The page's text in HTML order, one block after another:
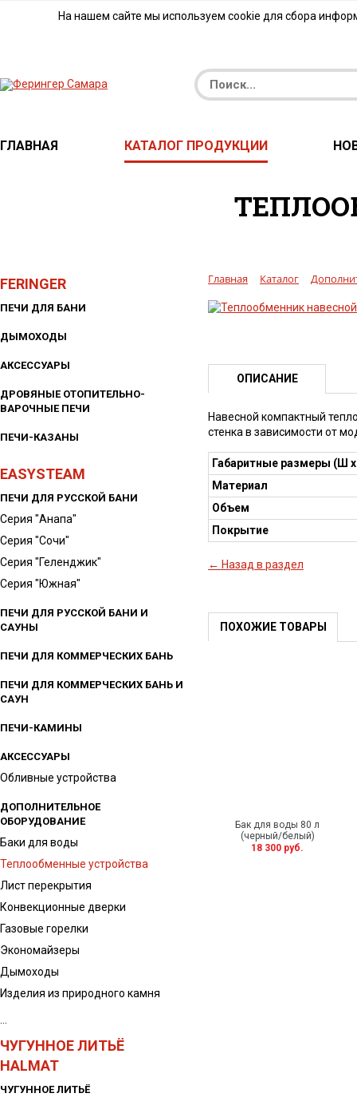
На нашем сайте мы используем cookie для сбора
ГЛАВНАЯ КАТАЛОГ ПРОДУКЦИИ
FERINGER
ПЕЧИ ДЛЯ БАНИ
ДЫМОХОДЫ
АКСЕССУАРЫ
ДРОВЯНЫЕ ОТОПИТЕЛЬНО-
ВАРОЧНЫЕ ПЕЧИ
ПЕЧИ-КАЗАНЫ
EASYSTEAM
ПЕЧИ ДЛЯ РУССКОЙ БАНИ
Серия "Анапа"
Серия "Сочи"
Серия "Геленджик"
Серия "Южная"
ПЕЧИ ДЛЯ РУССКОЙ БАНИ И
САУНЫ
ПЕЧИ ДЛЯ КОММЕРЧЕСКИХ БАНЬ
ПЕЧИ ДЛЯ КОММЕРЧЕСКИХ БАНЬ И
САУН
ПЕЧИ-КАМИНЫ
АКСЕССУАРЫ
Обливные устройства
ДОПОЛНИТЕЛЬНОЕ
ОБОРУДОВАНИЕ
Баки для воды
Теплообменные устройства
Лист перекрытия
Конвекционные дверки
Газовые горелки
Экономайзеры
Дымоходы
Изделия из природного камня
ЧУГУННОЕ ЛИТЬЁ
HALMAT
ЧУГУННОЕ ЛИТЬЁ
Главная Каталог
ОПИСАНИЕ
Навесной компактный
стенка в зависимости от
Габаритные размеры (Ш х
Материал
Объем
Покрытие
← Назад в раздел
ПОХОЖИЕ ТОВАРЫ
Бак для воды 80 л
(черный/белый)
18 300 руб.